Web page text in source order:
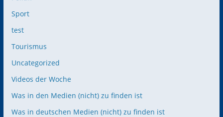
Sport
test
Tourismus
Uncategorized
Videos der Woche
Was in den Medien (nicht) zu finden ist
Was in deutschen Medien (nicht) zu finden ist